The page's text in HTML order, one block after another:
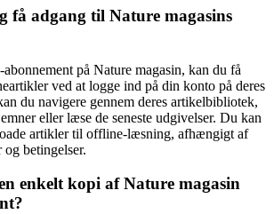
få adgang til Nature magasins
på Nature magasin, kan du få
ved at logge ind på din konto på deres
du navigere gennem deres artikelbibliotek,
eller læse de seneste udgivelser. Du kan
artikler til offline-læsning, afhængigt af
betingelser.
enkelt kopi af Nature magasin